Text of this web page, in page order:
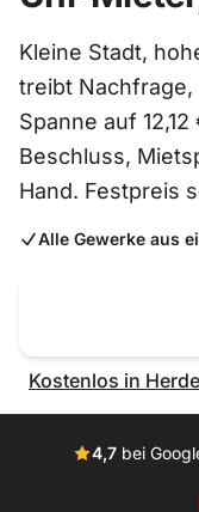
Kleine Stadt,
treibt
Spanne auf
Beschluss,
Hand. Festpreis
Alle Gewerke aus
Kostenlos in
4,7bei